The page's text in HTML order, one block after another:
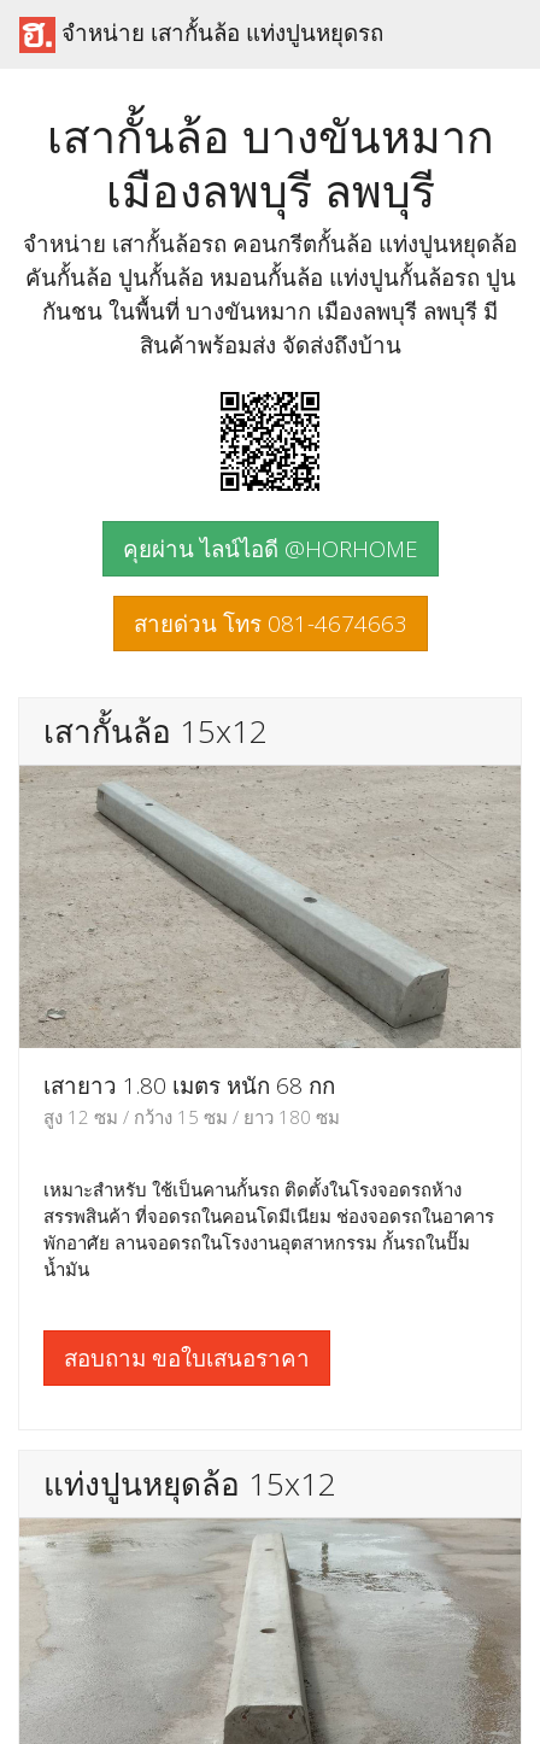
จำหน่าย เสากั้นล้อ แท่งปูนหยุดรถ
เสากั้นล้อ บางขันหมาก
เมืองลพบุรี ลพบุรี
จำหน่าย เสากั้นล้อรถ คอนกรีตกั้นล้อ แท่งปูนหยุดล้อ
คันกั้นล้อ ปูนกั้นล้อ หมอนกั้นล้อ แท่งปูนกั้นล้อรถ ปูน
กันชน ในพื้นที่ บางขันหมาก เมืองลพบุรี ลพบุรี มี
สินค้าพร้อมส่ง จัดส่งถึงบ้าน
คุยผ่าน ไลน์ไอดี @HORHOME
สายด่วน โทร 081-4674663
เสากั้นล้อ 15x12
เสายาว 1.80 เมตร หนัก 68 กก
สูง 12 ซม / กว้าง 15 ซม / ยาว 180 ซม
เหมาะสำหรับ ใช้เป็นคานกั้นรถ ติดตั้งในโรงจอดรถห้าง
สรรพสินค้า ที่จอดรถในคอนโดมีเนียม ช่องจอดรถในอาคาร
พักอาศัย ลานจอดรถในโรงงานอุตสาหกรรม กั้นรถในปั๊ม
น้ำมัน
สอบถาม ขอใบเสนอราคา
แท่งปูนหยุดล้อ 15x12